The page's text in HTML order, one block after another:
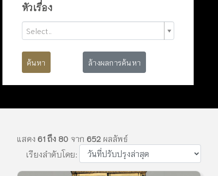
หัวเรื่อง
Select..
ค้นหา ล้างผลการค้นหา
แสดง 61 ถึง 80 จาก 652 ผลลัพธ์
เรียงลำดับโดย: